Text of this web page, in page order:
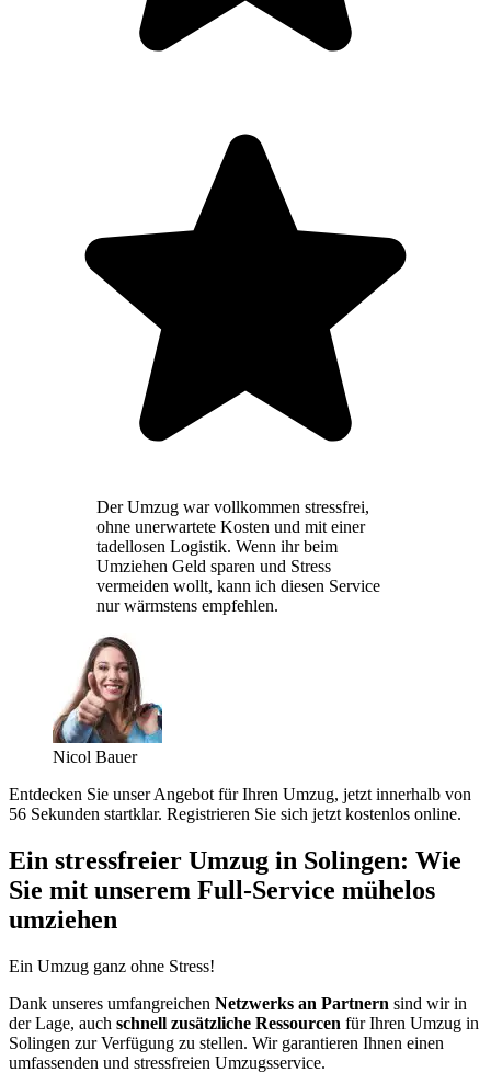
Der Umzug war vollkommen stressfrei,
ohne unerwartete Kosten und mit einer
tadellosen Logistik. Wenn ihr beim
Umziehen Geld sparen und Stress
vermeiden wollt, kann ich diesen Service
nur wärmstens empfehlen.
Nicol Bauer
Entdecken Sie unser Angebot für Ihren Umzug, jetzt innerhalb von
56 Sekunden startklar. Registrieren Sie sich jetzt kostenlos online.
Ein stressfreier Umzug in Solingen: Wie
Sie mit unserem Full-Service mühelos
umziehen
Ein Umzug ganz ohne Stress!
Dank unseres umfangreichen Netzwerks an Partnern sind wir in
der Lage, auch schnell zusätzliche Ressourcen für Ihren Umzug in
Solingen zur Verfügung zu stellen. Wir garantieren Ihnen einen
umfassenden und stressfreien Umzugsservice.